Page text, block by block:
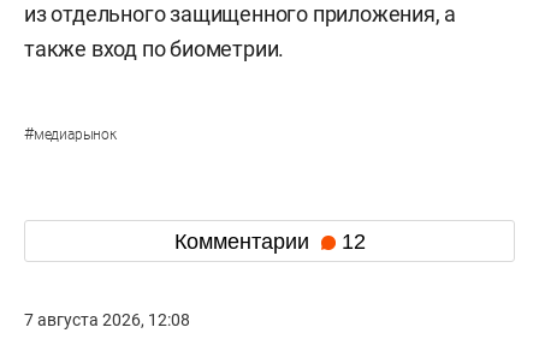
из отдельного защищенного приложения, а
также вход по биометрии.
#медиарынок
Комментарии 12
7 августа 2026, 12:08